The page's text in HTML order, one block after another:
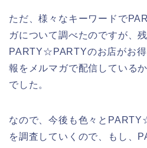
ただ、様々なキーワードで
ガについて調べたのですが、残
PARTY☆PARTYのお店がお
報をメルマガで配信している
でした。
なので、今後も色々と
を調査していくので、もし、